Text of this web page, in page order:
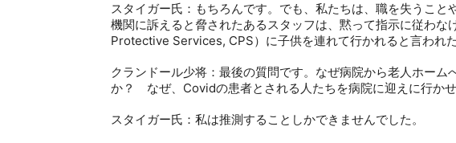
スタイガー氏：もちろんです。でも、私たちは、職を失うこと
機関に訴えると脅されたあるスタッフは、黙って指示に従わな
Protective Services, CPS）に子供を連れて行かれると言われ
クランドール少将：最後の質問です。なぜ病院から老人ホーム
か？ なぜ、 Covidの患者とされる人たちを病院に迎えに行か
スタイガー氏：私は推測することしかできませんでした。